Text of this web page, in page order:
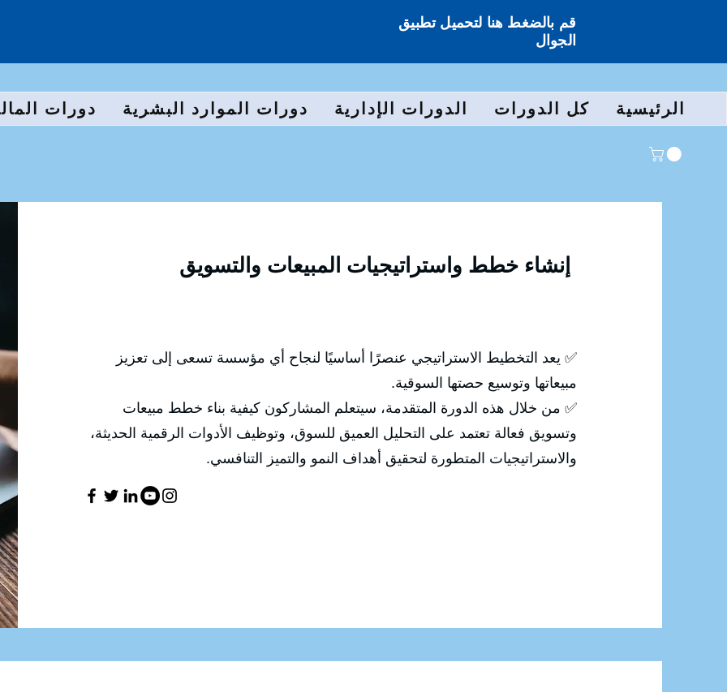
قم بالضغط هنا لتحميل تطبيق
الجوال
الرئيسية كل الدورات الدورات الإدارية دورات الموارد البشرية دورات
إنشاء خطط واستراتيجيات المبيعات والتسويق
✅ يعد التخطيط الاستراتيجي عنصرًا أساسيًا لنجاح أي مؤسسة تسعى إلى تعزيز
مبيعاتها وتوسيع حصتها السوقية.
✅ من خلال هذه الدورة المتقدمة، سيتعلم المشاركون كيفية بناء خطط مبيعات
وتسويق فعالة تعتمد على التحليل العميق للسوق، وتوظيف الأدوات الرقمية الحديثة،
والاستراتيجيات المتطورة لتحقيق أهداف النمو والتميز التنافسي.